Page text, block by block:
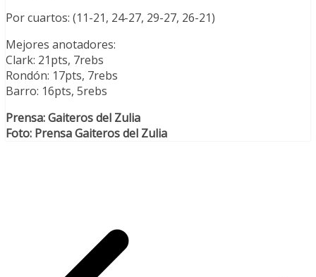
Por cuartos: (11-21, 24-27, 29-27, 26-21)
Mejores anotadores:
Clark: 21pts, 7rebs
Rondón: 17pts, 7rebs
Barro: 16pts, 5rebs
Prensa: Gaiteros del Zulia
Foto: Prensa Gaiteros del Zulia